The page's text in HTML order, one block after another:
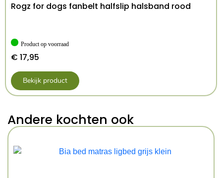
Rogz for dogs fanbelt halfslip halsband rood
Product op voorraad
€ 17,95
Bekijk product
Andere kochten ook